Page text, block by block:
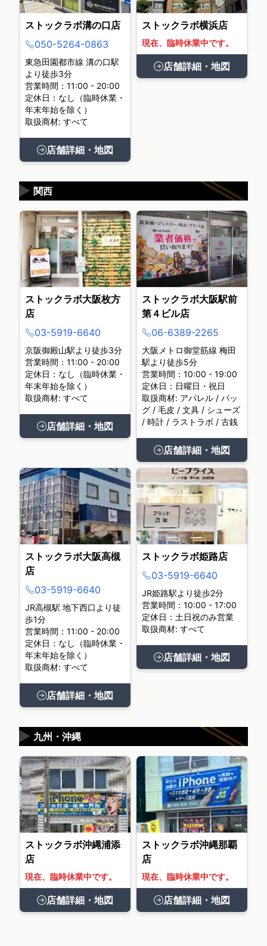
ストックラボ溝の口店
050-5264-0863
東急田園都市線 溝の口駅
より徒歩3分
営業時間：11:00 - 20:00
定休日：なし（臨時休業・
年末年始を除く）
取扱商材: すべて
店舗詳細・地図
ストックラボ横浜店
現在、臨時休業中です。
店舗詳細・地図
関西
▶
ストックラボ大阪枚方
店
03-5919-6640
京阪御殿山駅より徒歩3分
営業時間：11:00 - 20:00
定休日：なし（臨時休業・
年末年始を除く）
取扱商材: すべて
店舗詳細・地図
ストックラボ大阪駅前
第４ビル店
06-6389-2265
大阪メトロ御堂筋線 梅田
駅より徒歩5分
営業時間：10:00 - 19:00
定休日：日曜日・祝日
取扱商材: アパレル / バッ
グ / 毛皮 / 文具 / シューズ
/ 時計 / ラストラボ / 古銭
店舗詳細・地図
ストックラボ大阪高槻
店
03-5919-6640
JR高槻駅 地下西口より徒
歩1分
営業時間：11:00 - 20:00
定休日：なし（臨時休業・
年末年始を除く）
取扱商材: すべて
店舗詳細・地図
ストックラボ姫路店
03-5919-6640
JR姫路駅より徒歩2分
営業時間：10:00 - 17:00
定休日：土日祝のみ営業
取扱商材: すべて
店舗詳細・地図
九州・沖縄
▶
ストックラボ沖縄浦添
店
現在、臨時休業中です。
店舗詳細・地図
ストックラボ沖縄那覇
店
現在、臨時休業中です。
店舗詳細・地図